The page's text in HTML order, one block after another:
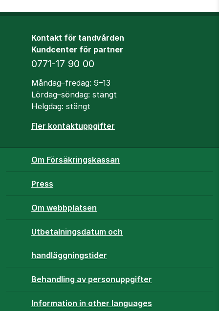
Kontakt för tandvården
Kundcenter för partner
Telefon
0771-17 90 00
Öppettider
Måndag–fredag: 9–13
Lördag–söndag: stängt
Helgdag: stängt
Fler kontaktuppgifter
Om Försäkringskassan
Press
Om webbplatsen
Utbetalningsdatum och
handläggningstider
Behandling av personuppgifter
Information in other languages